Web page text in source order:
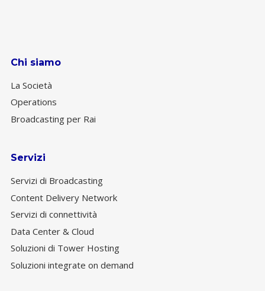
Chi siamo
La Società
Operations
Broadcasting per Rai
Servizi
Servizi di Broadcasting
Content Delivery Network
Servizi di connettività
Data Center & Cloud
Soluzioni di Tower Hosting
Soluzioni integrate on demand